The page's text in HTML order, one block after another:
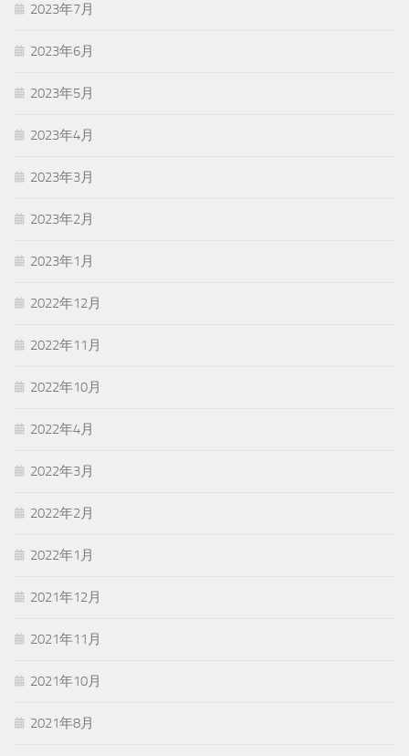
2023年7月
2023年6月
2023年5月
2023年4月
2023年3月
2023年2月
2023年1月
2022年12月
2022年11月
2022年10月
2022年4月
2022年3月
2022年2月
2022年1月
2021年12月
2021年11月
2021年10月
2021年8月